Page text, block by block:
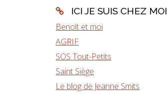
ICI JE SUIS CHEZ MOI
Benoît et moi
AGRIF
SOS Tout-Petits
Saint Siège
Le blog de Jeanne Smits